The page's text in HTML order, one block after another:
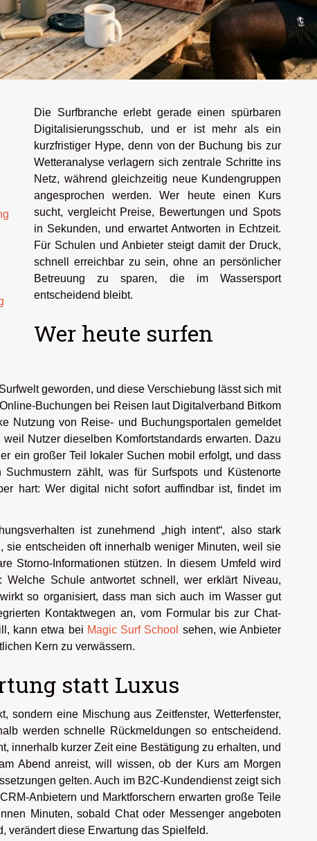
Die Surfbranche erlebt gerade einen spürbaren
Digitalisierungsschub, und er ist mehr als ein
kurzfristiger Hype, denn von der Buchung bis zur
Wetteranalyse verlagern sich zentrale Schritte ins
Netz, während gleichzeitig neue Kundengruppen
angesprochen werden. Wer heute einen Kurs
sucht, vergleicht Preise, Bewertungen und Spots
in Sekunden, und erwartet Antworten in Echtzeit.
Für Schulen und Anbieter steigt damit der Druck,
schnell erreichbar zu sein, ohne an persönlicher
Betreuung zu sparen, die im Wassersport
entscheidend bleibt.
Wer heute surfen
geworden, und diese Verschiebung lässt sich mit
Buchungen bei Reisen laut Digitalverband Bitkom
Nutzung von Reise- und Buchungsportalen gemeldet
Nutzer dieselben Komfortstandards erwarten. Dazu
ein großer Teil lokaler Suchen mobil erfolgt, und dass
zählt, was für Surfspots und Küstenorte
hart: Wer digital nicht sofort auffindbar ist, findet im
ist zunehmend „high intent“, also stark
sie entscheiden oft innerhalb weniger Minuten, weil sie
Storno-Informationen stützen. In diesem Umfeld wird
Welche Schule antwortet schnell, wer erklärt Niveau,
so organisiert, dass man sich auch im Wasser gut
Kontaktwegen an, vom Formular bis zur Chat-
kann etwa bei Magic Surf School sehen, wie Anbieter
Kern zu verwässern.
statt Luxus
sondern eine Mischung aus Zeitfenster, Wetterfenster,
werden schnelle Rückmeldungen so entscheidend.
innerhalb kurzer Zeit eine Bestätigung zu erhalten, und
Abend anreist, will wissen, ob der Kurs am Morgen
gelten. Auch im B2C-Kundendienst zeigt sich
Anbietern und Marktforschern erwarten große Teile
Minuten, sobald Chat oder Messenger angeboten
verändert diese Erwartung das Spielfeld.